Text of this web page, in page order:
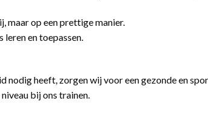
maar op een prettige manier.
leren en toepassen.
heeft, zorgen wij voor een gezonde en
bij ons trainen.